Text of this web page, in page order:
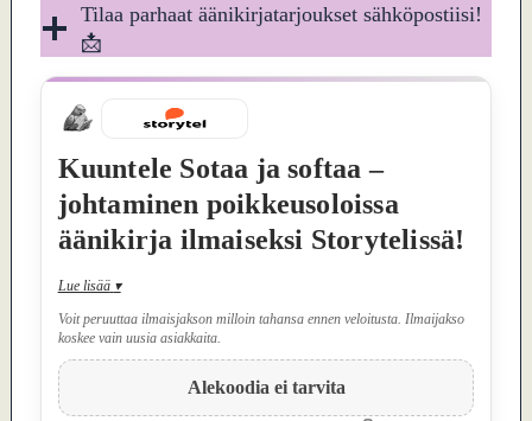
Tilaa parhaat äänikirjatarjoukset sähköpostiisi!
📩
Kuuntele Sotaa ja softaa –
johtaminen poikkeusoloissa
äänikirja ilmaiseksi Storytelissä!
Lue lisää ▾
Voit peruuttaa ilmaisjakson milloin tahansa ennen veloitusta. Ilmaijakso
koskee vain uusia asiakkaita.
Alekoodia ei tarvita